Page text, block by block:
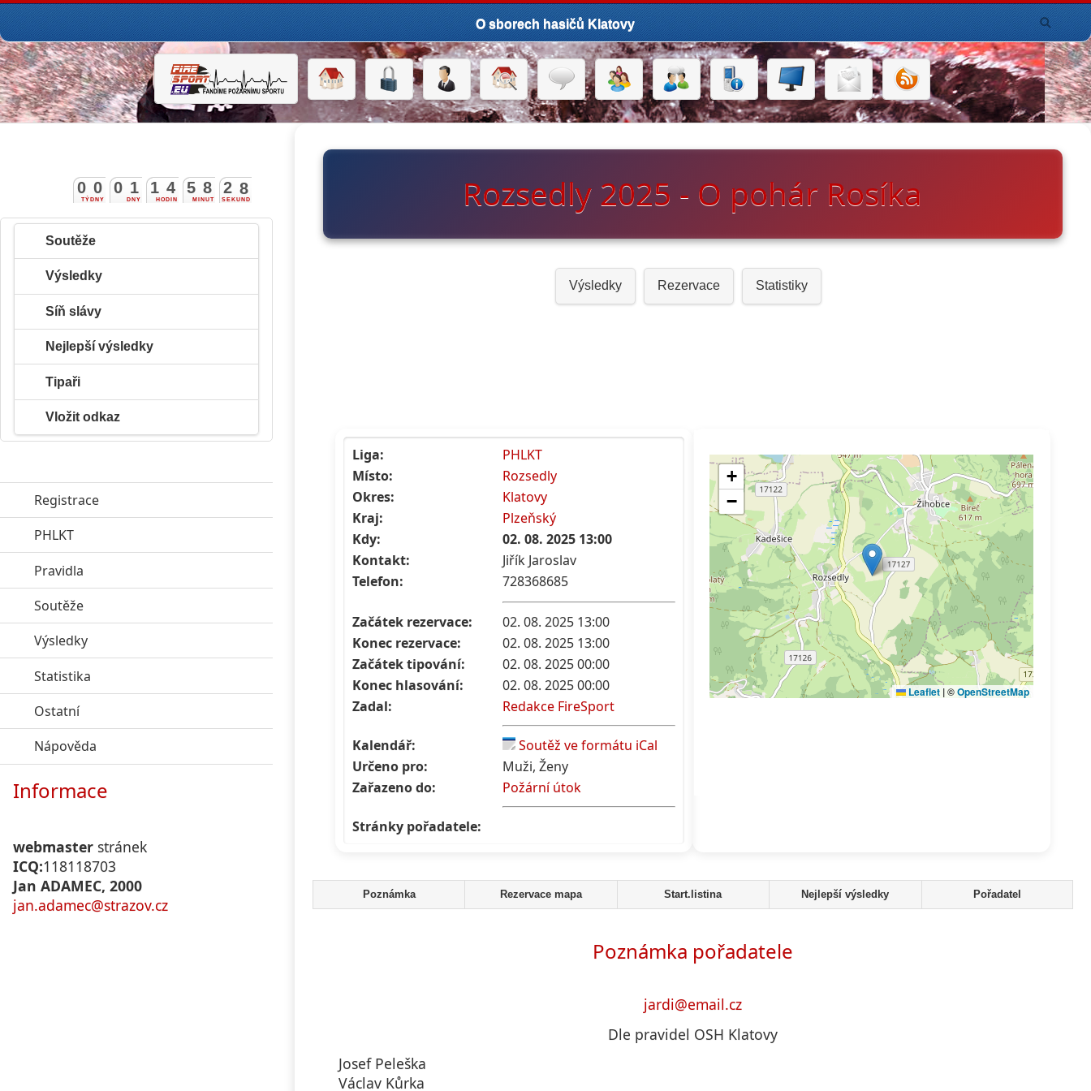
O sborech hasičů Klatovy
Rozsedly 2025 - O pohár Rosíka
Výsledky Rezervace Statistiky
Liga:
PHLKT
Místo:
Rozsedly
Okres:
Klatovy
Kraj:
Plzeňský
Kdy:
02. 08. 2025 13:00
Kontakt:
Jiřík Jaroslav
Telefon:
728368685
Začátek rezervace:
02. 08. 2025 13:00
Konec rezervace:
02. 08. 2025 13:00
Začátek tipování:
02. 08. 2025 00:00
Konec hlasování:
02. 08. 2025 00:00
Zadal:
Redakce FireSport
Kalendář:
Soutěž ve formátu iCal
Určeno pro:
Muži, Ženy
Zařazeno do:
Požární útok
Stránky pořadatele:
Poznámka Rezervace mapa Start.listina Nejlepší výsledky Pořadatel
Poznámka pořadatele
jardi@email.cz
Dle pravidel OSH Klatovy
Josef Peleška
Václav Kůrka
TÝDNY
0 0
DNY
0 1
HODIN
1 4
MINUT
5 8
SEKUND
2 7
8
Soutěže
Výsledky
Síň slávy
Nejlepší výsledky
Tipaři
Vložit odkaz
Registrace
PHLKT
Pravidla
Soutěže
Výsledky
Statistika
Ostatníclick to expand contents
Nápověda
Informace
webmaster stránek
ICQ:118118703
Jan ADAMEC, 2000
jan.adamec@strazov.cz